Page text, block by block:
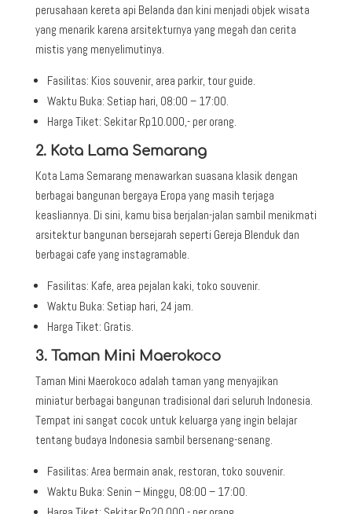
perusahaan kereta api Belanda dan kini menjadi objek wisata
yang menarik karena arsitekturnya yang megah dan cerita
mistis yang menyelimutinya.
Fasilitas: Kios souvenir, area parkir, tour guide.
Waktu Buka: Setiap hari, 08:00 – 17:00.
Harga Tiket: Sekitar Rp10.000,- per orang.
2. Kota Lama Semarang
Kota Lama Semarang menawarkan suasana klasik dengan
berbagai bangunan bergaya Eropa yang masih terjaga
keasliannya. Di sini, kamu bisa berjalan-jalan sambil menikmati
arsitektur bangunan bersejarah seperti Gereja Blenduk dan
berbagai cafe yang instagramable.
Fasilitas: Kafe, area pejalan kaki, toko souvenir.
Waktu Buka: Setiap hari, 24 jam.
Harga Tiket: Gratis.
3. Taman Mini Maerokoco
Taman Mini Maerokoco adalah taman yang menyajikan
miniatur berbagai bangunan tradisional dari seluruh Indonesia.
Tempat ini sangat cocok untuk keluarga yang ingin belajar
tentang budaya Indonesia sambil bersenang-senang.
Fasilitas: Area bermain anak, restoran, toko souvenir.
Waktu Buka: Senin – Minggu, 08:00 – 17:00.